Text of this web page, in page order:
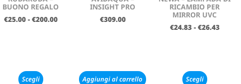
BUONO REGALO
€25.00 - €200.00
Scegli
INSIGHT PRO
€309.00
Aggiungi al carrello
RICAMBIO PER
MIRROR UVC
€24.83 - €26.43
Scegli